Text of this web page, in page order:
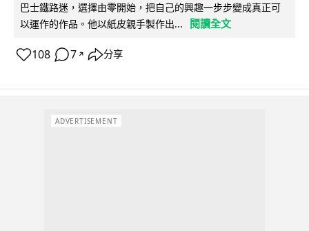
巴士鐵路迷，選擇由零開始，把自己的興趣一步步變成真正可
以運作的作品。他以紙皮親手製作出...
閱讀全文
108 7 ↗ 分享
ADVERTISEMENT